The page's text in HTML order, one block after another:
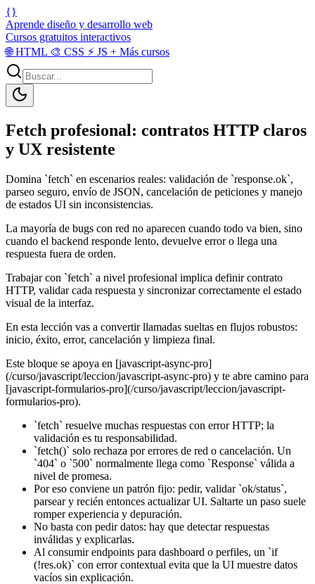
{}
Aprende diseño y desarrollo web
Cursos gratuitos interactivos
🌐HTML 🎨 CSS ⚡ JS + Más cursos
Fetch profesional: contratos HTTP claros
y UX resistente
Domina `fetch` en escenarios reales: validación de `response.ok`,
parseo seguro, envío de JSON, cancelación de peticiones y manejo
de estados UI sin inconsistencias.
La mayoría de bugs con red no aparecen cuando todo va bien, sino
cuando el backend responde lento, devuelve error o llega una
respuesta fuera de orden.
Trabajar con `fetch` a nivel profesional implica definir contrato
HTTP, validar cada respuesta y sincronizar correctamente el estado
visual de la interfaz.
En esta lección vas a convertir llamadas sueltas en flujos robustos:
inicio, éxito, error, cancelación y limpieza final.
Este bloque se apoya en [javascript-async-pro]
(/curso/javascript/leccion/javascript-async-pro) y te abre camino para
[javascript-formularios-pro](/curso/javascript/leccion/javascript-
formularios-pro).
`fetch` resuelve muchas respuestas con error HTTP; la
validación es tu responsabilidad.
`fetch()` solo rechaza por errores de red o cancelación. Un
`404` o `500` normalmente llega como `Response` válida a
nivel de promesa.
Por eso conviene un patrón fijo: pedir, validar `ok/status`,
parsear y recién entonces actualizar UI. Saltarte un paso suele
romper experiencia y depuración.
No basta con pedir datos: hay que detectar respuestas
inválidas y explicarlas.
Al consumir endpoints para dashboard o perfiles, un `if
(!res.ok)` con error contextual evita que la UI muestre datos
vacíos sin explicación.